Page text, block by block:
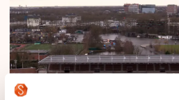
Natuurijs
Kunstschaatsen
Historie & statistiek
Inschrijven wedstrijden
Algemene Nederlandse Schaatstijd
Deze zomer de weg op
Waar kan ik schaatsen en skaten?
Schaatsfans
Alles voor jou als schaatsfan
Evenementen
Tickets
Olympische Spelen
Olympische Spelen